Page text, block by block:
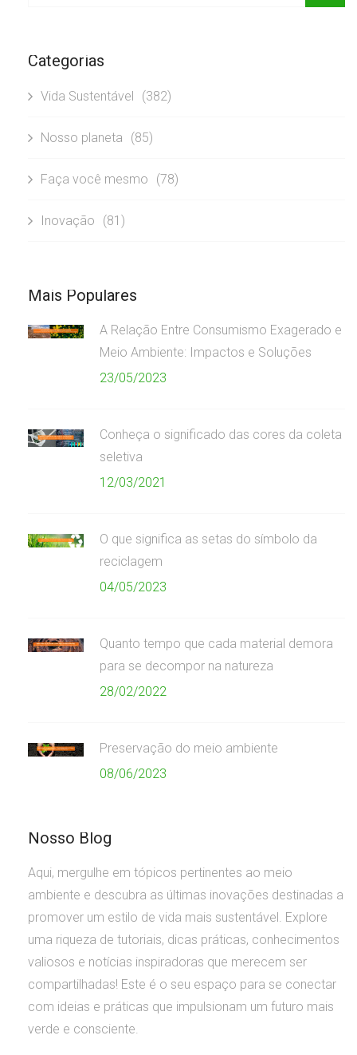
Categorias
Vida Sustentável (382)
Nosso planeta (85)
Faça você mesmo (78)
Inovação (81)
Mais Populares
A Relação Entre Consumismo Exagerado e
Meio Ambiente: Impactos e Soluções
23/05/2023
Conheça o significado das cores da coleta
seletiva
12/03/2021
O que significa as setas do símbolo da
reciclagem
04/05/2023
Quanto tempo que cada material demora
para se decompor na natureza
28/02/2022
Preservação do meio ambiente
08/06/2023
Nosso Blog
Aqui, mergulhe em tópicos pertinentes ao meio
ambiente e descubra as últimas inovações destinadas a
promover um estilo de vida mais sustentável. Explore
uma riqueza de tutoriais, dicas práticas, conhecimentos
valiosos e notícias inspiradoras que merecem ser
compartilhadas! Este é o seu espaço para se conectar
com ideias e práticas que impulsionam um futuro mais
verde e consciente.